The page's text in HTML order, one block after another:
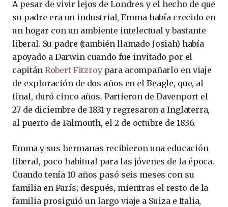
A pesar de vivir lejos de Londres y el hecho de que
su padre era un industrial, Emma había crecido en
un hogar con un ambiente intelectual y bastante
liberal. Su padre (también llamado Josiah) había
apoyado a Darwin cuando fue invitado por el
capitán Robert Fitzroypara acompañarlo en viaje
de exploración de dos años en el Beagle, que, al
final, duró cinco años. Partieron de Davenport el
27 de diciembre de 1831 y regresaron a Inglaterra,
al puerto de Falmouth, el 2 de octubre de 1836.
Emma y sus hermanas recibieron una educación
liberal, poco habitual para las jóvenes de la época.
Cuando tenía 10 años pasó seis meses con su
familia en París; después, mientras el resto de la
familia prosiguió un largo viaje a Suiza e Italia,